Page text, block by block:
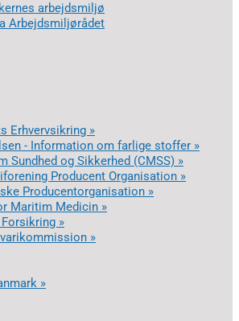
arbejdsmiljø
Arbejdsmiljørådet
Erhvervsikring »
- Information om farlige stoffer »
Sundhed og Sikkerhed (CMSS) »
Producent Organisation »
Producentorganisation »
Maritim Medicin »
»
»
»